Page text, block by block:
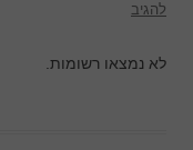
להגיב
לא נמצאו רשומות.